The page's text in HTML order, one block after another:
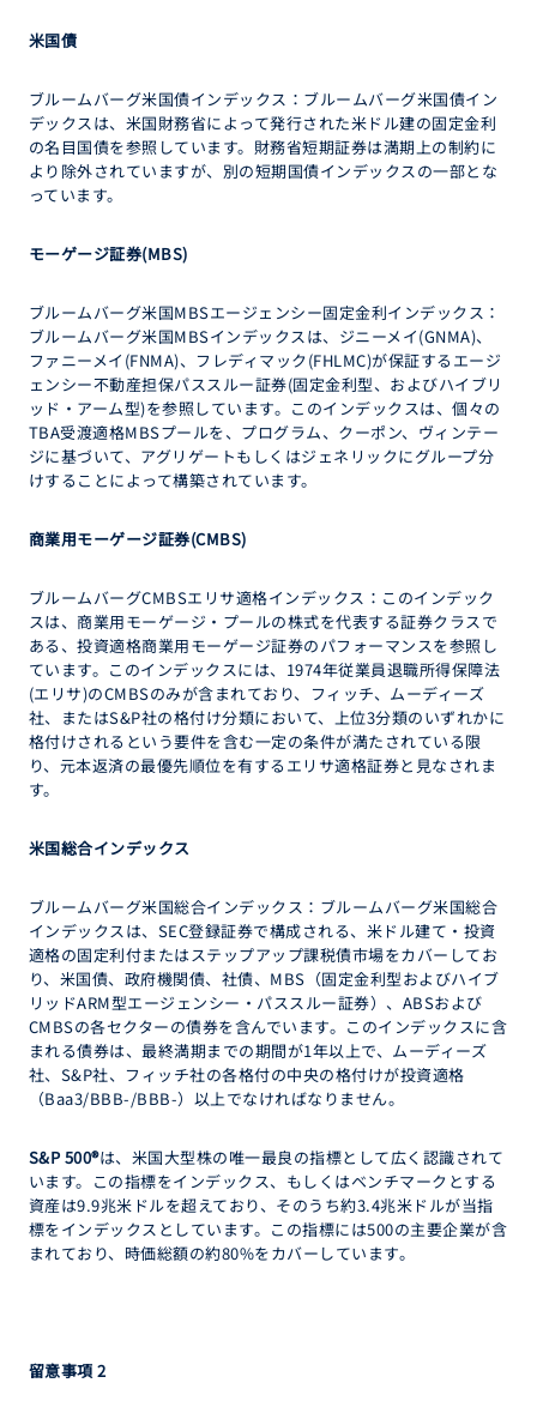
米国債
ブルームバーグ米国債インデックス：ブルームバーグ米国債イン
デックスは、米国財務省によって発行された米ドル建の固定金利
の名目国債を参照しています。財務省短期証券は満期上の制約に
より除外されていますが、別の短期国債インデックスの一部とな
っています。
モーゲージ証券(MBS)
ブルームバーグ米国MBSエージェンシー固定金利インデックス：
ブルームバーグ米国MBSインデックスは、ジニーメイ(GNMA)、
ファニーメイ(FNMA)、フレディマック(FHLMC)が保証するエージ
ェンシー不動産担保パススルー証券(固定金利型、およびハイブリ
ッド・アーム型)を参照しています。このインデックスは、個々の
TBA受渡適格MBSプールを、プログラム、クーポン、ヴィンテー
ジに基づいて、アグリゲートもしくはジェネリックにグループ分
けすることによって構築されています。
商業用モーゲージ証券(CMBS)
ブルームバーグCMBSエリサ適格インデックス：このインデック
スは、商業用モーゲージ・プールの株式を代表する証券クラスで
ある、投資適格商業用モーゲージ証券のパフォーマンスを参照し
ています。このインデックスには、1974年従業員退職所得保障法
(エリサ)のCMBSのみが含まれており、フィッチ、ムーディーズ
社、またはS&P社の格付け分類において、上位3分類のいずれかに
格付けされるという要件を含む一定の条件が満たされている限
り、元本返済の最優先順位を有するエリサ適格証券と見なされま
す。
米国総合インデックス
ブルームバーグ米国総合インデックス：ブルームバーグ米国総合
インデックスは、SEC登録証券で構成される、米ドル建て・投資
適格の固定利付またはステップアップ課税債市場をカバーしてお
り、米国債、政府機関債、社債、MBS（固定金利型およびハイブ
リッドARM型エージェンシー・パススルー証券）、ABSおよび
CMBSの各セクターの債券を含んでいます。このインデックスに含
まれる債券は、最終満期までの期間が1年以上で、ムーディーズ
社、S&P社、フィッチ社の各格付の中央の格付けが投資適格
（Baa3/BBB-/BBB-）以上でなければなりません。
S&P 500®は、米国大型株の唯一最良の指標として広く認識されて
います。この指標をインデックス、もしくはベンチマークとする
資産は9.9兆米ドルを超えており、そのうち約3.4兆米ドルが当指
標をインデックスとしています。この指標には500の主要企業が含
まれており、時価総額の約80%をカバーしています。
留意事項2